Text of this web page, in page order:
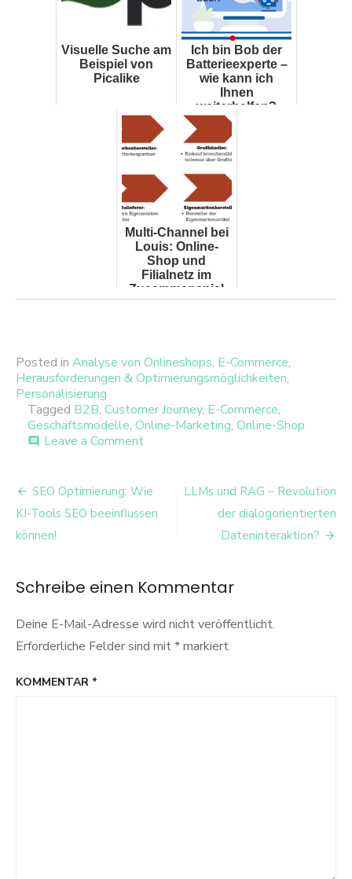
Visuelle Suche am
Beispiel von
Picalike
Ich bin Bob der
Batterieexperte –
wie kann ich
Ihnen
weiterhelfen?
Multi-Channel bei
Louis: Online-
Shop und
Filialnetz im
Zusammenspiel
Posted in Analyse von Onlineshops, E-Commerce,
Herausforderungen & Optimierungsmöglichkeiten,
Personalisierung
Tagged B2B, Customer Journey, E-Commerce,
Geschäftsmodelle, Online-Marketing, Online-Shop
comment Leave a Commenton
Post-
Kommunikation
Commerce:
Einblicke
die
Strategie
Beitrags-
Navigation
SEO Optimierung: Wie
KI-Tools SEO beeinflussen
können!
LLMs und RAG – Revolution
der dialogorientierten
Dateninteraktion?
Schreibe einen Kommentar
Deine E-Mail-Adresse wird nicht veröffentlicht.
Erforderliche Felder sind mit*markiert
KOMMENTAR *